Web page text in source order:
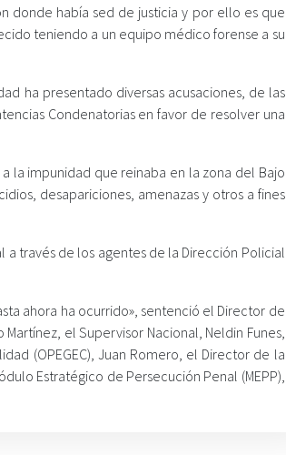
donde había sed de justicia y por ello es que
teniendo a un equipo médico forense a su
ha presentado diversas acusaciones, de las
Condenatorias en favor de resolver una
la impunidad que reinaba en la zona del Bajo
desapariciones, amenazas y otros a fines
través de los agentes de la Dirección Policial
ahora ha ocurrido», sentenció el Director de
el Supervisor Nacional, Neldin Funes,
(OPEGEC), Juan Romero, el Director de la
Estratégico de Persecución Penal (MEPP),